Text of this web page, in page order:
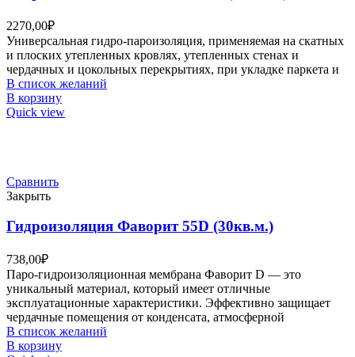
2270,00₽
Универсальная гидро-пароизоляция, применяемая на скатных
и плоских утепленных кровлях, утепленных стенах и
чердачных и цокольных перекрытиях, при укладке паркета и
В список желаний
В корзину
Quick view
Сравнить
Закрыть
Гидроизоляция Фаворит 55D (30кв.м.)
738,00₽
Паро-гидроизоляционная мембрана Фаворит D — это
уникальный материал, который имеет отличные
эксплуатационные характеристики. Эффективно защищает
чердачные помещения от конденсата, атмосферной
В список желаний
В корзину